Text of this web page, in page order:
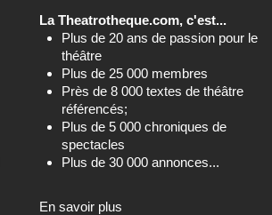
La Theatrotheque.com, c'est...
Plus de 20 ans de passion pour le
théâtre
Plus de 25 000 membres
Près de 8 000 textes de théâtre
référencés;
Plus de 5 000 chroniques de
spectacles
Plus de 30 000 annonces...
En savoir plus